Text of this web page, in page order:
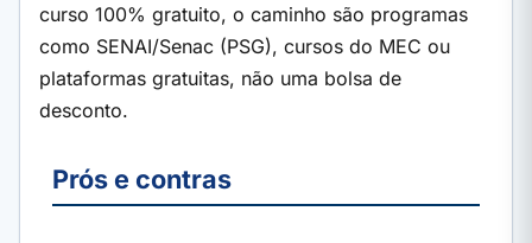
curso 100% gratuito, o caminho são programas
como SENAI/Senac (PSG), cursos do MEC ou
plataformas gratuitas, não uma bolsa de
desconto.
Prós e contras